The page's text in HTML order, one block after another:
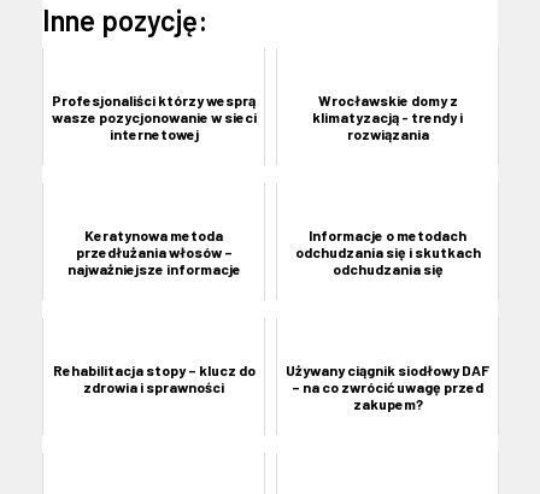
Inne pozycję:
Profesjonaliści którzy wesprą
wasze pozycjonowanie w sieci
internetowej
Wrocławskie domy z
klimatyzacją - trendy i
rozwiązania
Keratynowa metoda
przedłużania włosów –
najważniejsze informacje
Informacje o metodach
odchudzania się i skutkach
odchudzania się
Rehabilitacja stopy – klucz do
zdrowia i sprawności
Używany ciągnik siodłowy DAF
– na co zwrócić uwagę przed
zakupem?